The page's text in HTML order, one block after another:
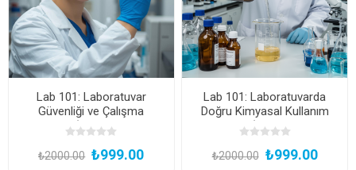
Lab 101: Laboratuvar
Güvenliği ve Çalışma
Kuralları (Katılım Belgeli,
Kayıttan Hemen İzle)
₺2000.00 ₺999.00
Lab 101: Laboratuvarda
Doğru Kimyasal Kullanım
Teknikleri (Katılım Belgeli,
Kayıttan Hemen İzle)
₺2000.00 ₺999.00